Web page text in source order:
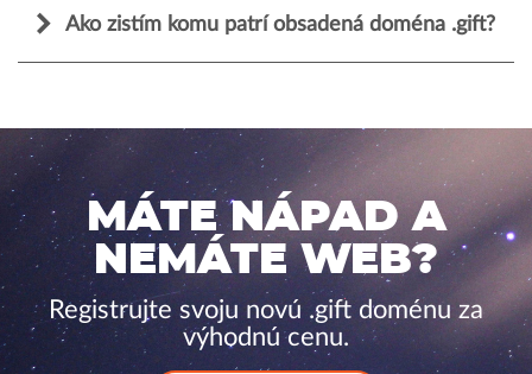
Ako zistím komu patrí obsadená doména .gift?
MÁTE NÁPAD A
NEMÁTE WEB?
Registrujte svoju novú .gift doménu za
výhodnú cenu.